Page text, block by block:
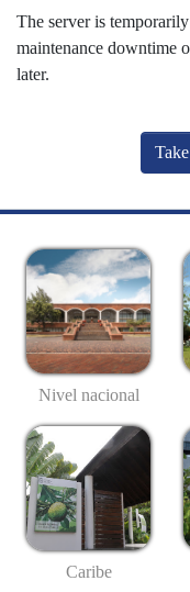
The server is
maintenance downtime
later.
Nivel nacional
Caribe